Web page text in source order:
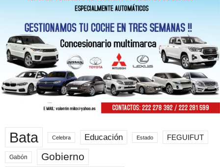
Bata Celebra Educación Estado FEGUIFUT
Gabón Gobierno